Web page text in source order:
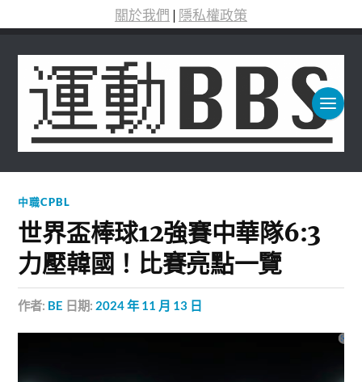
關於我們 | 隱私權政策
中職CPBL
世界盃棒球12強賽中華隊6:3
力壓韓國！比賽亮點一覽
作者: BE 日期: 2024 年 11 月 13 日